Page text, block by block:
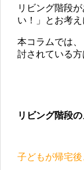
リビング階段
い！」とお考え
本コラムでは
討されている
リビング階段
子どもが帰宅